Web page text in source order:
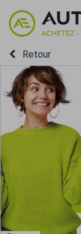
Retour